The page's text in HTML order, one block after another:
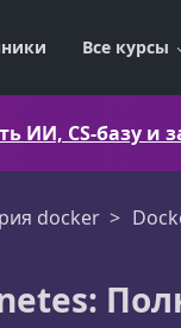
Все курсы
ИИ, CS-базу и
docker